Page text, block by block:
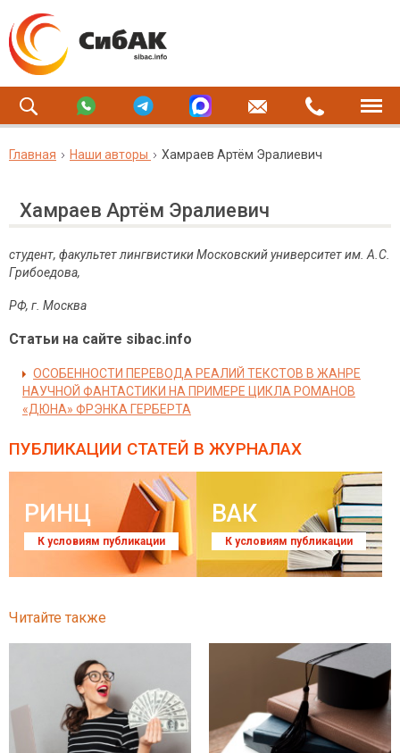
Главная Наши авторы Хамраев Артём Эралиевич
Хамраев Артём Эралиевич
студент, факультет лингвистики Московский университет им. А.С.
Грибоедова,
РФ, г. Москва
Статьи на сайте sibac.info
ОСОБЕННОСТИ ПЕРЕВОДА РЕАЛИЙ ТЕКСТОВ В ЖАНРЕ
НАУЧНОЙ ФАНТАСТИКИ НА ПРИМЕРЕ ЦИКЛА РОМАНОВ
«ДЮНА» ФРЭНКА ГЕРБЕРТА
ПУБЛИКАЦИИ СТАТЕЙ В ЖУРНАЛАХ
РИНЦ
К условиям публикации
ВАК
К условиям публикации
Читайте также